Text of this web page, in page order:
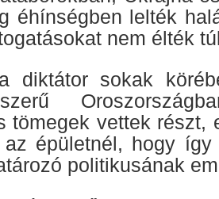
éhínségben lelték
nem élték
diktátor sokak
tömegek vettek részt,
épületnél, hogy
politikusának